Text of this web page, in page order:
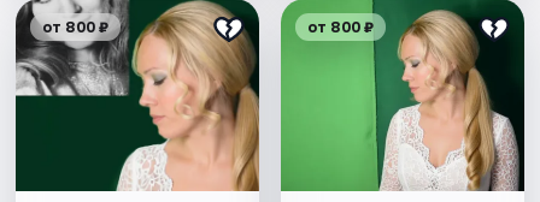
от 800 ₽ от 800 ₽